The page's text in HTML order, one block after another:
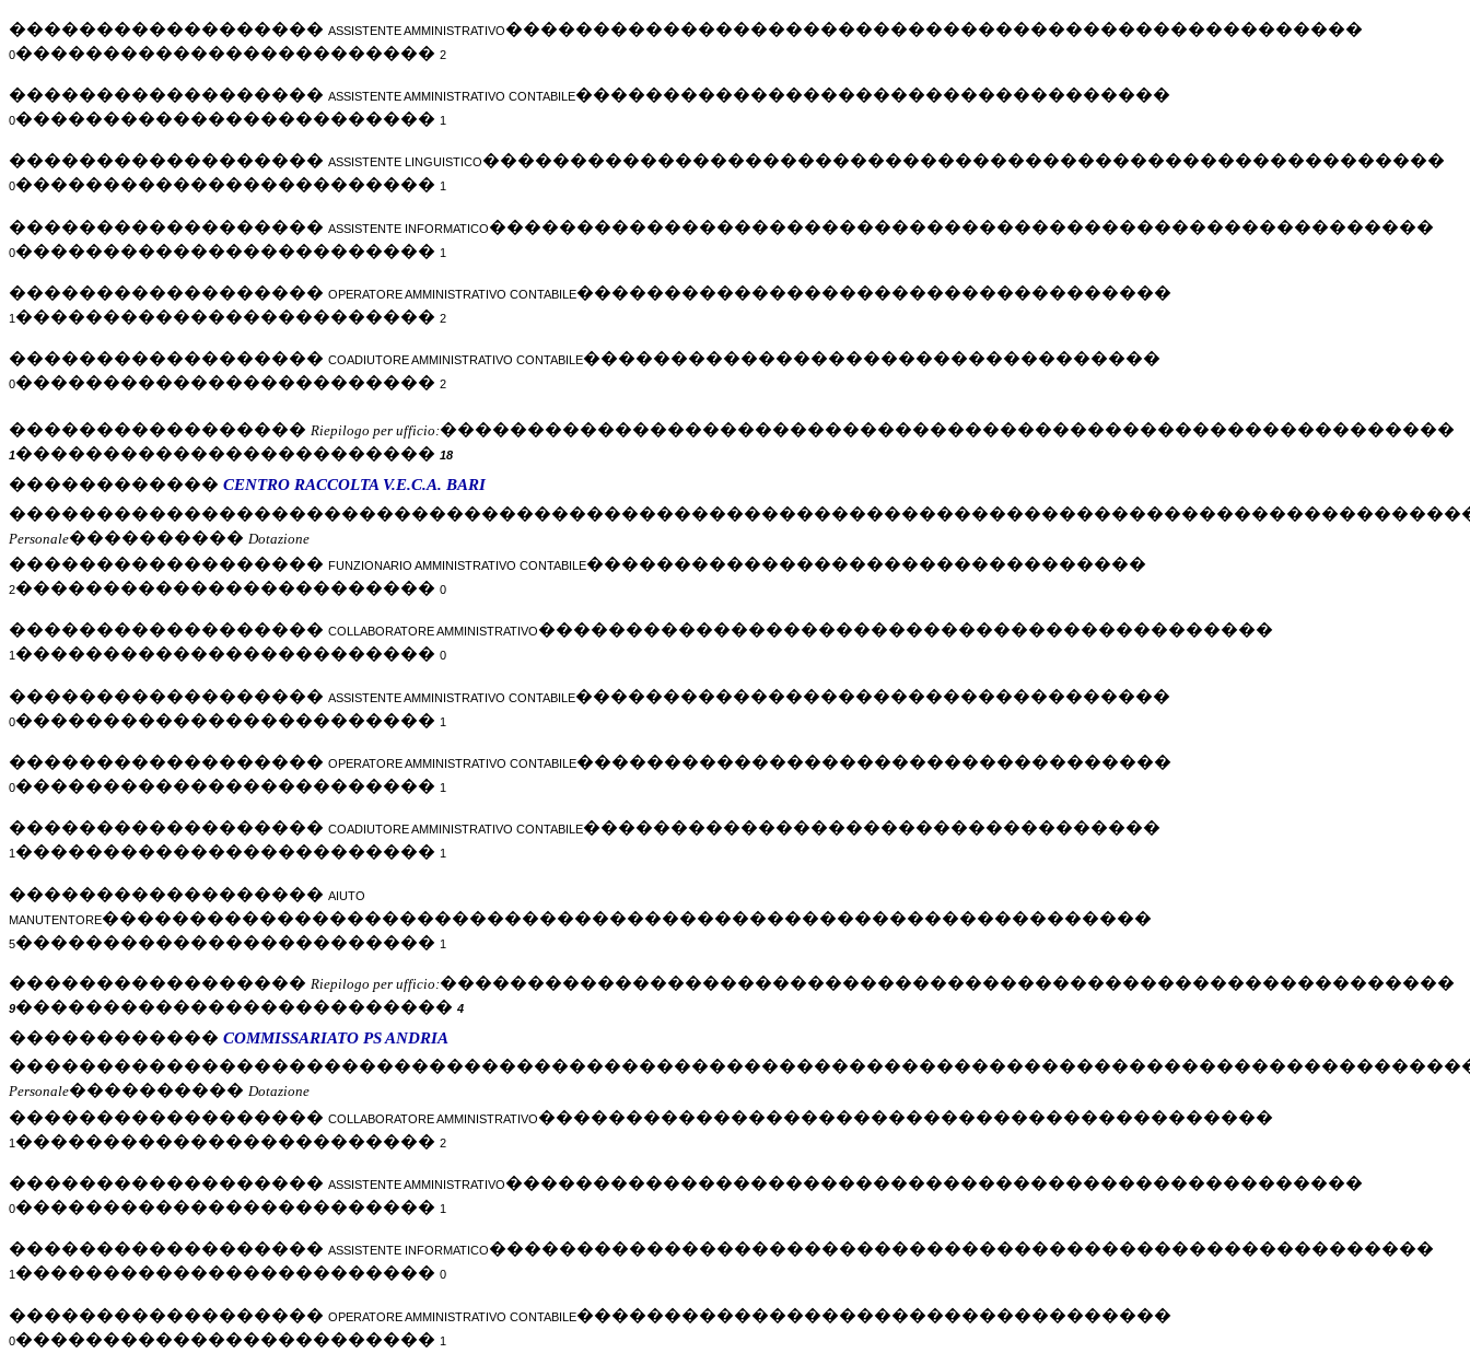
������������������ ASSISTENTE AMMINISTRATIVO�������������������������������������������������
0������������������������ 2
������������������ ASSISTENTE AMMINISTRATIVO CONTABILE����������������������������������
0������������������������ 1
������������������ ASSISTENTE LINGUISTICO�������������������������������������������������������
0������������������������ 1
������������������ ASSISTENTE INFORMATICO������������������������������������������������������
0������������������������ 1
������������������ OPERATORE AMMINISTRATIVO CONTABILE����������������������������������
1 ������������������������ 2
������������������ COADIUTORE AMMINISTRATIVO CONTABILE���������������������������������
0������������������������ 2
����������������� Riepilogo per ufficio:����������������������������������������������������������
1������������������������ 18
������������ CENTRO RACCOLTA V.E.C.A. BARI
Personale���������� Dotazione
������������������ FUNZIONARIO AMMINISTRATIVO CONTABILE��������������������������������
2������������������������ 0
������������������ COLLABORATORE AMMINISTRATIVO������������������������������������������
1 ������������������������ 0
������������������ ASSISTENTE AMMINISTRATIVO CONTABILE����������������������������������
0������������������������ 1
������������������ OPERATORE AMMINISTRATIVO CONTABILE����������������������������������
0������������������������ 1
������������������ COADIUTORE AMMINISTRATIVO CONTABILE���������������������������������
1 ������������������������ 1
������������������ AIUTO
MANUTENTORE������������������������������������������������������������
5������������������������ 1
����������������� Riepilogo per ufficio:����������������������������������������������������������
9������������������������� 4
������������ COMMISSARIATO PS ANDRIA
Personale���������� Dotazione
������������������ COLLABORATORE AMMINISTRATIVO������������������������������������������
1 ������������������������ 2
������������������ ASSISTENTE AMMINISTRATIVO�������������������������������������������������
0������������������������ 1
������������������ ASSISTENTE INFORMATICO������������������������������������������������������
1������������������������ 0
������������������ OPERATORE AMMINISTRATIVO CONTABILE����������������������������������
0������������������������ 1